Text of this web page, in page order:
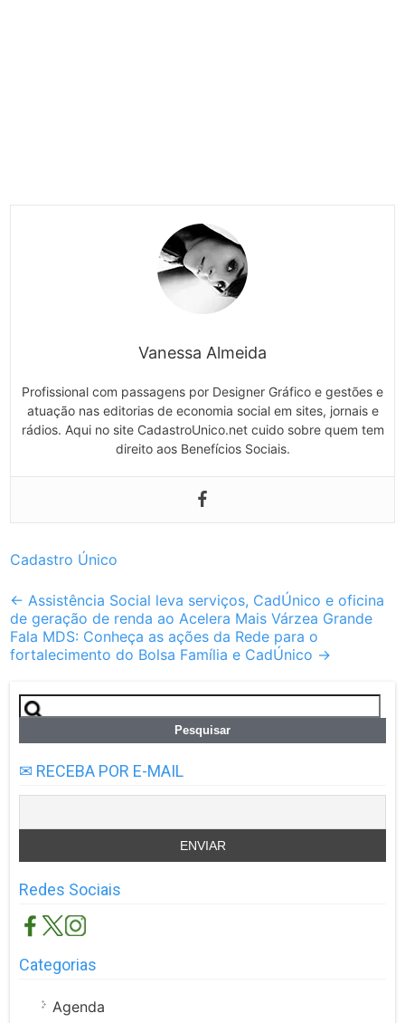
Vanessa Almeida
Profissional com passagens por Designer Gráfico e gestões e
atuação nas editorias de economia social em sites, jornais e
rádios. Aqui no site CadastroUnico.net cuido sobre quem tem
direito aos Benefícios Sociais.
Cadastro Único
Post
navigation
← Assistência Social leva serviços, CadÚnico e oficina
de geração de renda ao Acelera Mais Várzea Grande
Fala MDS: Conheça as ações da Rede para o
fortalecimento do Bolsa Família e CadÚnico →
Pesquisar
por:
✉ RECEBA POR E-MAIL
Redes Sociais
Categorias
Agenda